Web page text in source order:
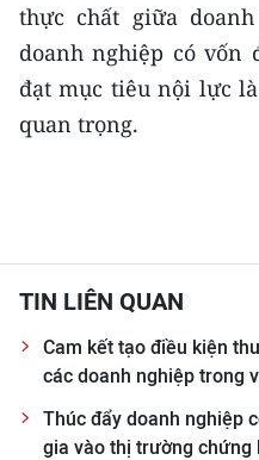
thực chất giữa
doanh nghiệp có vốn
đạt mục tiêu nội lực
quan trọng.
TIN LIÊN QUAN
Cam kết tạo điều kiện
các doanh nghiệp trong
Thúc đẩy doanh nghiệp
gia vào thị trường chứng